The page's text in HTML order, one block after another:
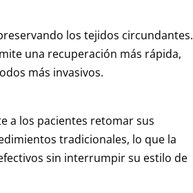
los tejidos circundantes.
una recuperación más rápida,
más invasivos.
a los pacientes retomar sus
tradicionales, lo que la
sin interrumpir su estilo de